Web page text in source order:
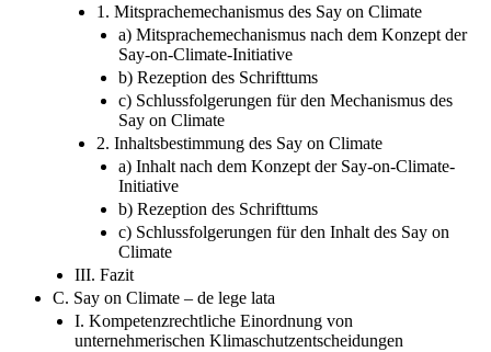
1. Mitsprachemechanismus des Say on Climate
a) Mitsprachemechanismus nach dem Konzept der
Say-on-Climate-Initiative
b) Rezeption des Schrifttums
c) Schlussfolgerungen für den Mechanismus des
Say on Climate
2. Inhaltsbestimmung des Say on Climate
a) Inhalt nach dem Konzept der Say-on-Climate-
Initiative
b) Rezeption des Schrifttums
c) Schlussfolgerungen für den Inhalt des Say on
Climate
III. Fazit
C. Say on Climate – de lege lata
I. Kompetenzrechtliche Einordnung von
unternehmerischen Klimaschutzentscheidungen